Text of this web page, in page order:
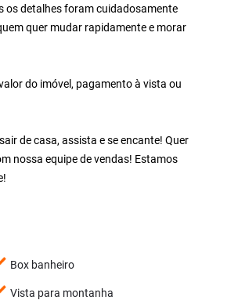
os detalhes foram cuidadosamente
quer mudar rapidamente e morar
do imóvel, pagamento à vista ou
de casa, assista e se encante! Quer
nossa equipe de vendas! Estamos
Box banheiro
Vista para montanha